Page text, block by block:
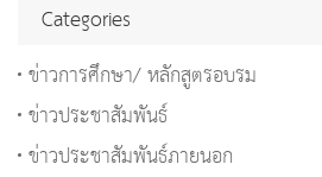
Categories
ข่าวการศึกษา/ หลักสูตรอบรม
ข่าวประชาสัมพันธ์
ข่าวประชาสัมพันธ์ภายนอก